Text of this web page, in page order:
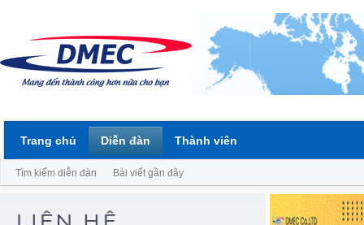
Trang chủ Diễn đàn
Tìm kiếm diễn đàn Bài viết gần đây
Thành viên